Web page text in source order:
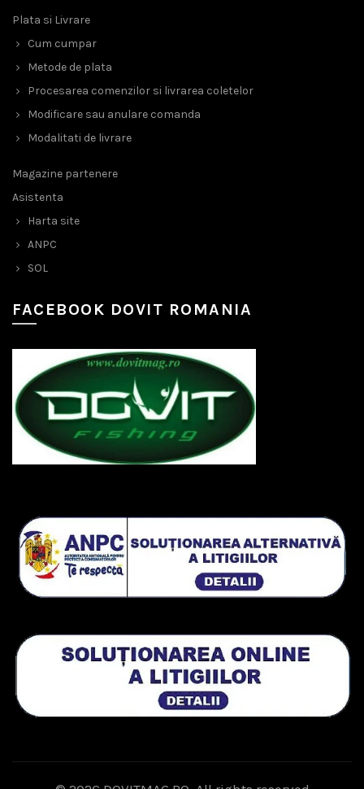
Plata si Livrare
Cum cumpar
Metode de plata
Procesarea comenzilor si livrarea coletelor
Modificare sau anulare comanda
Modalitati de livrare
Magazine partenere
Asistenta
Harta site
ANPC
SOL
FACEBOOK DOVIT ROMANIA